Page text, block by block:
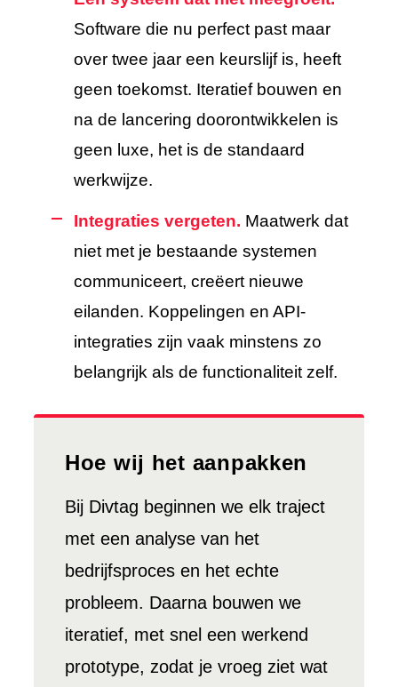
Software die nu perfect past maar
over twee jaar een keurslijf is, heeft
geen toekomst. Iteratief bouwen en
na de lancering doorontwikkelen is
geen luxe, het is de standaard
werkwijze.
Integraties vergeten. Maatwerk dat
niet met je bestaande systemen
communiceert, creëert nieuwe
eilanden. Koppelingen en API-
integraties zijn vaak minstens zo
belangrijk als de functionaliteit zelf.
Hoe wij het aanpakken
Bij Divtag beginnen we elk traject
met een analyse van het
bedrijfsproces en het echte
probleem. Daarna bouwen we
iteratief, met snel een werkend
prototype, zodat je vroeg ziet wat